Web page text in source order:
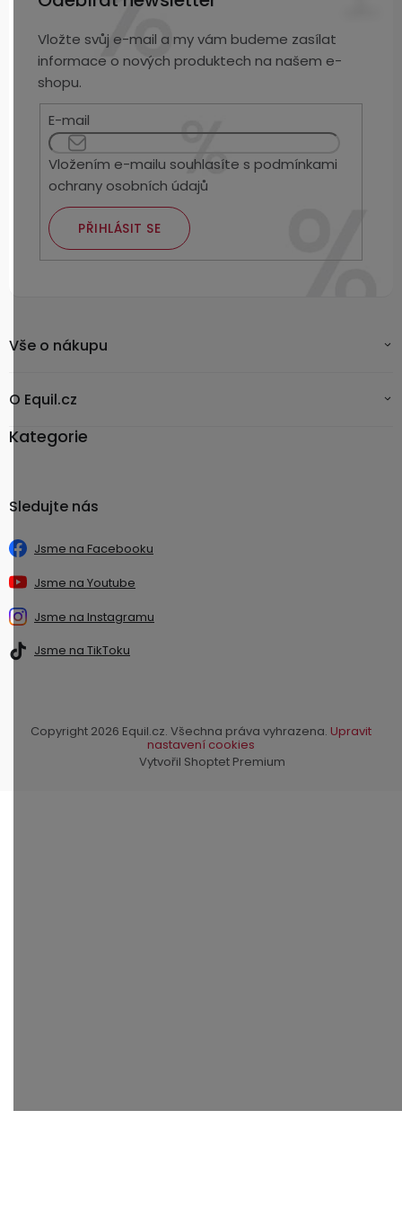
Vložte svůj e-mail a my vám budeme zasílat
informace o nových produktech na našem e-
shopu.
E-mail
Vložením e-mailu souhlasíte spodmínkami
ochrany osobních údajů
PŘIHLÁSIT SE
Vše o nákupu
O Equil.cz
Kategorie
Sledujte nás
Jsme na Facebooku
Jsme na Youtube
Jsme na Instagramu
Jsme na TikToku
Vytvořil Shoptet Premium
Copyright 2026 Equil.cz. Všechna práva vyhrazena. Upravit
nastavení cookies